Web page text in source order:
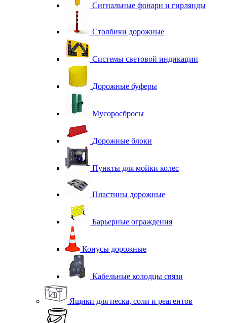
Сигнальные фонари и гирлянды
Столбики дорожные
Системы световой индикации
Дорожные буферы
Мусоросбросы
Дорожные блоки
Пункты для мойки колес
Пластины дорожные
Барьерные ограждения
Конусы дорожные
Кабельные колодцы связи
Ящики для песка, соли и реагентов